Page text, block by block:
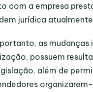
com a empresa
jurídica
as
possuem
além de